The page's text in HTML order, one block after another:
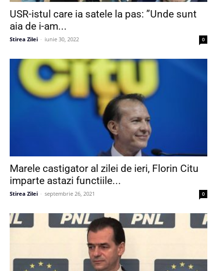
USR-istul care ia satele la pas: ”Unde sunt
aia de i-am...
Stirea Zilei - iunie 30, 2022 0
Marele castigator al zilei de ieri, Florin Citu
imparte astazi functiile...
Stirea Zilei - septembrie 26, 2021 0